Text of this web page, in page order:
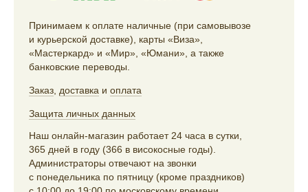
Принимаем к оплате наличные (при самовывозе
и курьерской доставке), карты «Виза»,
«Мастеркард» и «Мир», «Юмани», а также
банковские переводы.
Заказ доставка и оплата
Защита личных данных
Наш онлайн-магазин работает 24 часа в сутки,
365 дней в году (366 в високосные годы).
Администраторы отвечают на звонки
с понедельника по пятницу (кроме праздников)